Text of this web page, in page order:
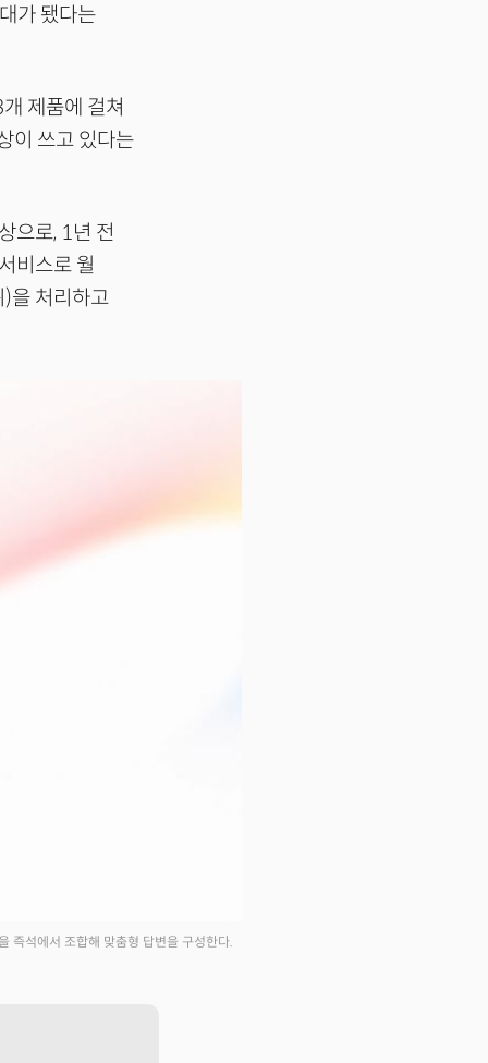
가 됐다는
제품에 걸쳐
이 쓰고 있다는
으로, 1년 전
비스로 월
을 처리하고
즉석에서 조합해 맞춤형 답변을 구성한다.